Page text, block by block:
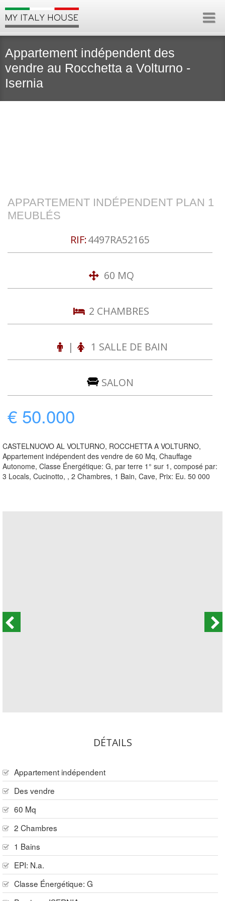
Appartement indépendent des
vendre au Rocchetta a Volturno -
Isernia
APPARTEMENT INDÉPENDENT PLAN 1
MEUBLÉS
RIF:4497RA52165
60 MQ
2 CHAMBRES
| 1 SALLE DE BAIN
SALON
€ 50.000
CASTELNUOVO AL VOLTURNO, ROCCHETTA A VOLTURNO,
Appartement indépendent des vendre de 60 Mq, Chauffage
Autonome, Classe Énergétique: G, par terre 1° sur 1, composé par:
3 Locals, Cucinotto, , 2 Chambres, 1 Bain, Cave, Prix: Eu. 50 000
DÉTAILS
Appartement indépendent
Des vendre
60 Mq
2 Chambres
1 Bains
EPI: N.a.
Classe Énergétique: G